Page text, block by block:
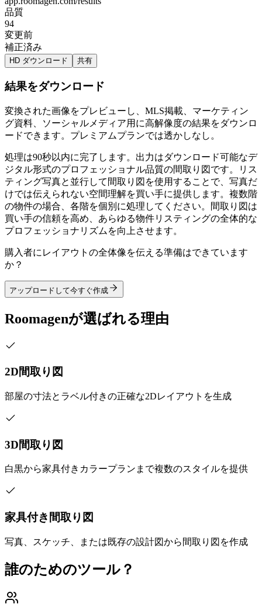
品質
94
変更前
補正済み
HD ダウンロード 共有
結果をダウンロード
変換された画像をプレビューし、MLS掲載、マーケティン
グ資料、ソーシャルメディア用に高解像度の結果をダウンロ
ードできます。プレミアムプランでは透かしなし。
処理は90秒以内に完了します。出力はダウンロード可能なデ
ジタル形式のプロフェッショナル品質の間取り図です。リス
ティング写真と並行して間取り図を使用することで、写真だ
けでは伝えられない空間理解を買い手に提供します。複数階
の物件の場合、各階を個別に処理してください。間取り図は
買い手の信頼を高め、あらゆる物件リスティングの全体的な
プロフェッショナリズムを向上させます。
購入者にレイアウトの全体像を伝える準備はできています
か？
アップロードして今すぐ作成
Roomagenが選ばれる理由
2D間取り図
部屋の寸法とラベル付きの正確な2Dレイアウトを生成
3D間取り図
白黒から家具付きカラープランまで複数のスタイルを提供
家具付き間取り図
写真、スケッチ、または既存の設計図から間取り図を作成
誰のためのツール？